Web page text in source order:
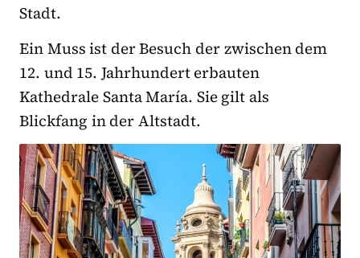
Stadt.
Ein Muss ist der Besuch der zwischen dem
12. und 15. Jahrhundert erbauten
Kathedrale Santa María. Sie gilt als
Blickfang in der Altstadt.